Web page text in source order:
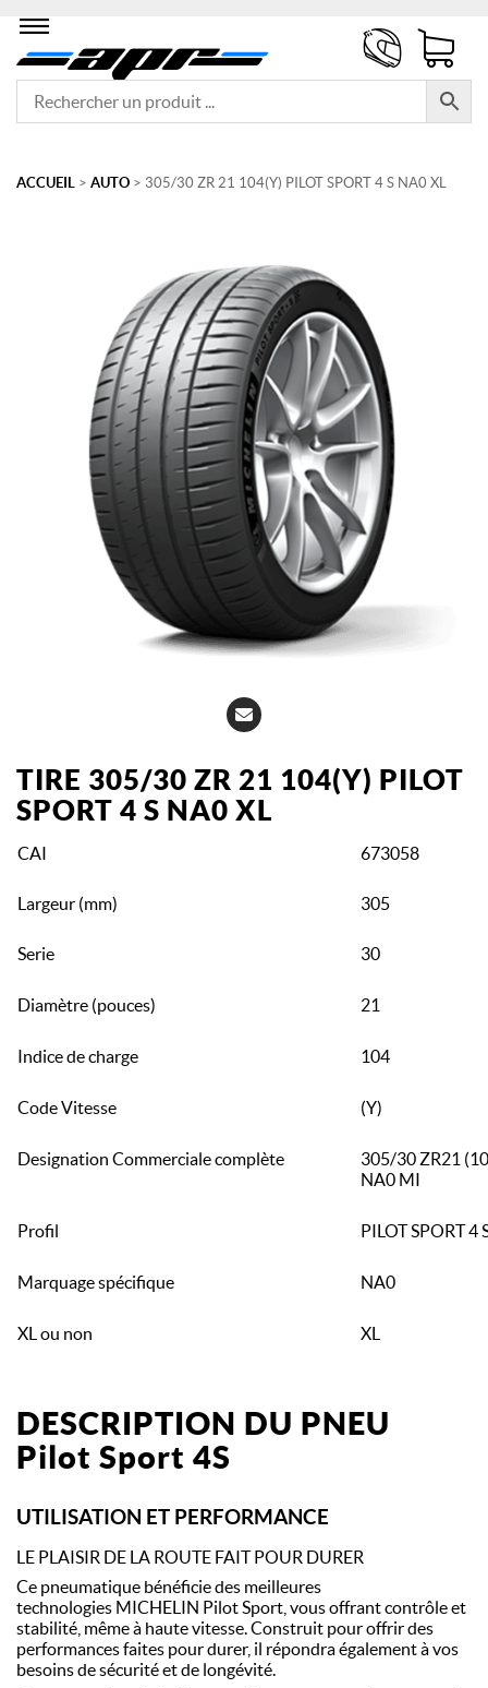
ACCUEIL > AUTO > 305/30 ZR 21 104(Y) PILOT SPORT 4 S NA0 XL
TIRE 305/30 ZR 21 104(Y) PILOT
SPORT 4 S NA0 XL
CAI 673058
Largeur (mm) 305
Serie 30
Diamètre (pouces) 21
Indice de charge 104
Code Vitesse (Y)
Designation Commerciale complète
305/30 ZR21
NA0 MI
Profil PILOT SPORT 4
Marquage spécifique NA0
XL ou non XL
DESCRIPTION DU PNEU
Pilot Sport 4S
UTILISATION ET PERFORMANCE
LE PLAISIR DE LA ROUTE FAIT POUR DURER
Ce pneumatique bénéficie des meilleures
technologies MICHELIN Pilot Sport, vous offrant contrôle et
stabilité, même à haute vitesse. Construit pour offrir des
performances faites pour durer, il répondra également à vos
besoins de sécurité et de longévité.